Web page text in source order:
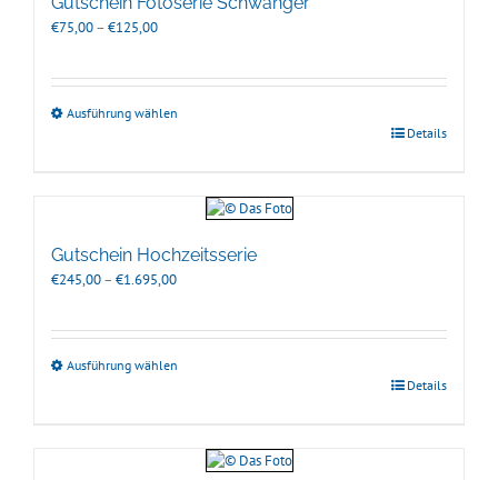
€75,00– €125,00Preisspanne:
€125,00
Ausführung wählen
Details
Gutschein Hochzeitsserie
€245,00– €1.695,00Preisspanne:
€1.695,00
Ausführung wählen
Details